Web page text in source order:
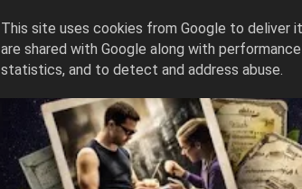
This site uses cookies from Google to deliver
are shared with Google along with
statistics, and to detect and address abuse.